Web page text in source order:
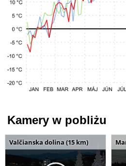
Kamery w pobliżu
Valčianska dolina (15 km)